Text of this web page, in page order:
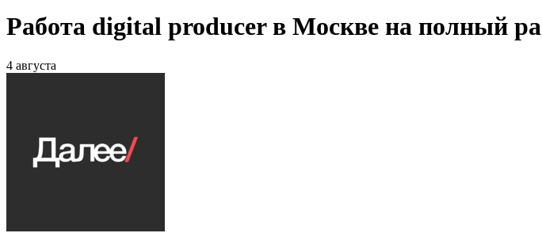
Работа digital producer в Москве на полный
4 августа